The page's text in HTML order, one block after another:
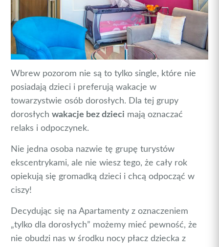
Wbrew pozorom nie są to tylko single, które nie
posiadają dzieci i preferują wakacje w
towarzystwie osób dorosłych. Dla tej grupy
dorosłychwakacje bez dzieci mają oznaczać
relaks i odpoczynek.
Nie jedna osoba nazwie tę grupę turystów
ekscentrykami, ale nie wiesz tego, że cały rok
opiekują się gromadką dzieci i chcą odpocząć w
ciszy!
Decydując się na Apartamenty z oznaczeniem
„tylko dla dorosłych” możemy mieć pewność, że
nie obudzi nas w środku nocy płacz dziecka z